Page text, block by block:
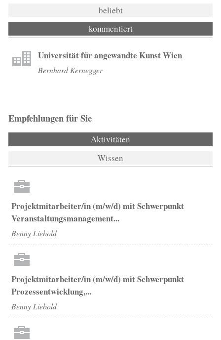
beliebt
kommentiert
Universität für angewandte Kunst Wien
Bernhard Kernegger
Empfehlungen für Sie
Aktivitäten
Wissen
Projektmitarbeiter/in (m/w/d) mit Schwerpunkt
Veranstaltungsmanagement...
Benny Liebold
Projektmitarbeiter/in (m/w/d) mit Schwerpunkt
Prozessentwicklung,...
Benny Liebold